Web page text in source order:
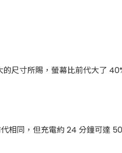
寸所賜，螢幕比前代大了
同，但充電約 24 分鐘可達